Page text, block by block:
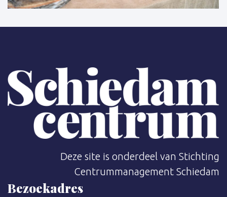
Deze site is onderdeel van Stichting
Centrummanagement Schiedam
Bezoekadres